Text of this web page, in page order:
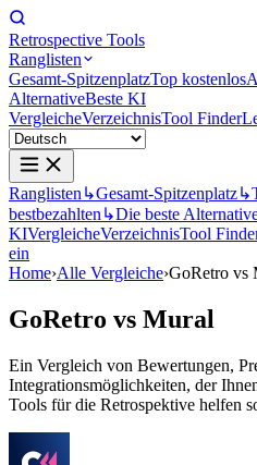
Retrospective Tools
Ranglisten
Gesamt-SpitzenplatzTop kostenlos
AlternativeBeste KI
VergleicheVerzeichnisTool Finder
Ranglisten ↳Gesamt-Spitzenplatz↳
bestbezahlten ↳Die beste
KIVergleicheVerzeichnisTool
ein
Home›Alle Vergleiche›GoRetro vs
GoRetro vs Mural
Ein Vergleich von Bewertungen,
Integrationsmöglichkeiten, der
Tools für die Retrospektive helfen